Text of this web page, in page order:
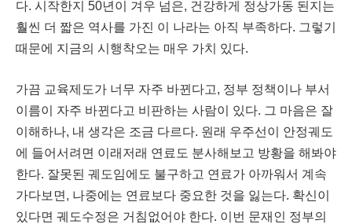
다. 시작한지 50년이 겨우 넘은, 건강하게 정상가동 된지는
훨씬 더 짧은 역사를 가진 이 나라는 아직 부족하다. 그렇기
때문에 지금의 시행착오는 매우 가치 있다.
가끔 교육제도가 너무 자주 바뀐다고, 정부 정책이나 부서
이름이 자주 바뀐다고 비판하는 사람이 있다. 그 마음은 잘
이해하나, 내 생각은 조금 다르다. 원래 우주선이 안정궤도
에 들어서려면 이래저래 연료도 분사해보고 방황을 해봐야
한다. 잘못된 궤도임에도 불구하고 연료가 아까워서 계속
가다보면 , 나중에는 연료보다 중요한 것을 잃는다. 확신이
있다면 궤도수정은 거침없어야 한다. 이번 문재인 정부의